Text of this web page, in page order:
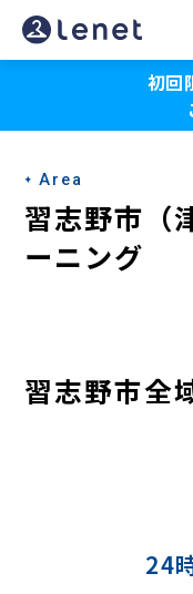
習
志
市
（津
田
沼）
配
ク
初回
Area
習志野市（
ーニング
習志野市全
24